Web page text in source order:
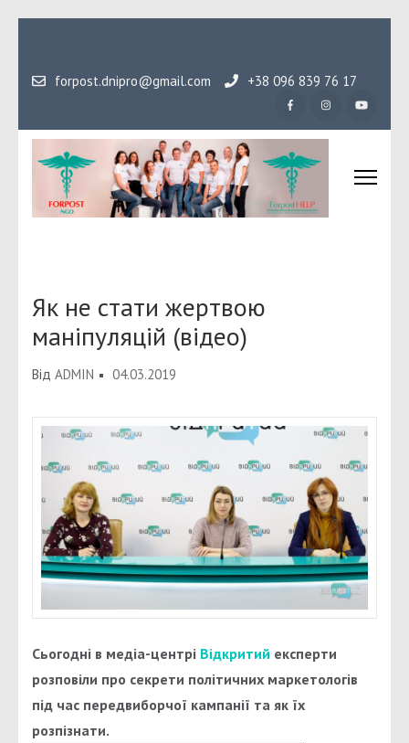
вмісту
Enter)
forpost.dnipro@gmail.com +38 096 839 76 17
Як не стати жертвою
маніпуляцій (відео)
Від ADMIN 04.03.2019
Сьогодні в медіа-центрі Відкритий експерти
розповіли про секрети політичних маркетологів
під час передвиборчої кампанії та як їх
розпізнати.